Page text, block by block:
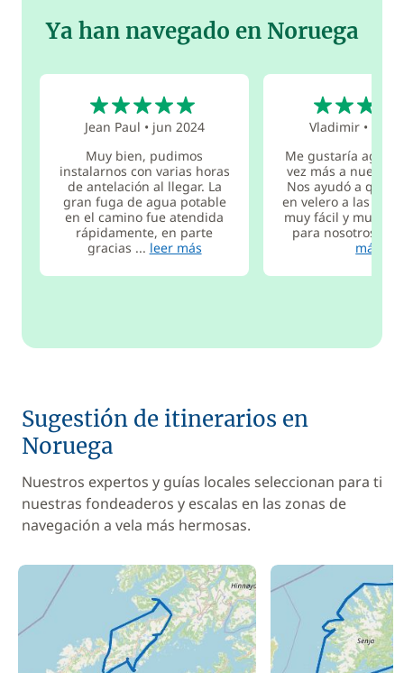
Ya han navegado en Noruega
Jean Paul • jun 2024
Muy bien, pudimos
instalarnos con varias horas
de antelación al llegar. La
gran fuga de agua potable
en el camino fue atendida
rápidamente, en parte
gracias ... leer más
Vladimir •
Me gustaría
vez más a nuestro
Nos ayudó a que
en velero a las
muy fácil y muy
para nosotros, y
más
Sugestión de itinerarios en
Noruega
Nuestros expertos y guías locales seleccionan para ti
nuestras fondeaderos y escalas en las zonas de
navegación a vela más hermosas.